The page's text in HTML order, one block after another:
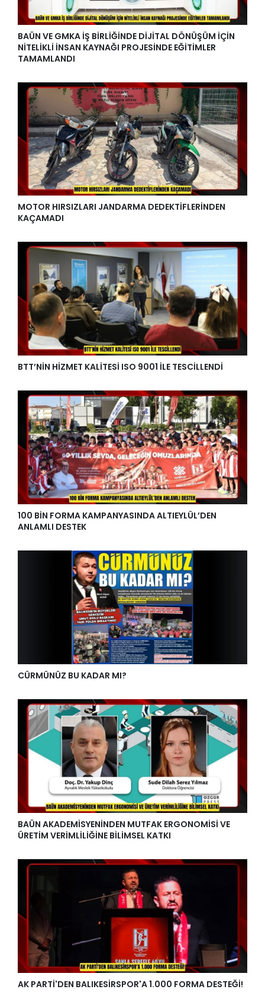
BAÜN VE GMKA İŞ BİRLİĞİNDE DİJİTAL DÖNÜŞÜM İÇİN
NİTELİKLİ İNSAN KAYNAĞI PROJESİNDE EĞİTİMLER
TAMAMLANDI
MOTOR HIRSIZLARI JANDARMA DEDEKTİFLERİNDEN
KAÇAMADI
BTT’NİN HİZMET KALİTESİ ISO 9001 İLE TESCİLLENDİ
100 BİN FORMA KAMPANYASINDA ALTIEYLÜL’DEN
ANLAMLI DESTEK
CÜRMÜNÜZ BU KADAR MI?
BAÜN AKADEMİSYENİNDEN MUTFAK ERGONOMİSİ VE
ÜRETİM VERİMLİLİĞİNE BİLİMSEL KATKI
AK PARTİ'DEN BALIKESİRSPOR'A 1.000 FORMA DESTEĞİ!